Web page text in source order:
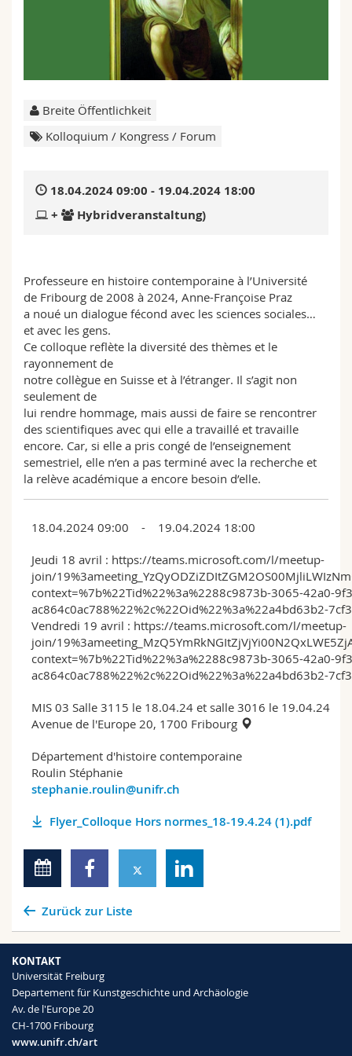
Math.-Nat. und Med. Fak.
Vorlesungsverzeichnis
Breite Öffentlichkeit
Kolloquium / Kongress / Forum
18.04.2024 09:00 - 19.04.2024 18:00
+
Hybridveranstaltung)
Professeure en histoire contemporaine à l’Université
de Fribourg de 2008 à 2024, Anne-Françoise Praz
a noué un dialogue fécond avec les sciences sociales…
et avec les gens.
Ce colloque reflète la diversité des thèmes et le
rayonnement de
notre collègue en Suisse et à l’étranger. Il s’agit non
seulement de
lui rendre hommage, mais aussi de faire se rencontrer
des scientifiques avec qui elle a travaillé et travaille
encore. Car, si elle a pris congé de l’enseignement
semestriel, elle n’en a pas terminé avec la recherche et
la relève académique a encore besoin d’elle.
18.04.2024 09:00 - 19.04.2024 18:00
Jeudi 18 avril : https://teams.microsoft.com/l/meetup-
join/
context=%7b%22Tid%22%3a%2288c9873b-3065-42a0-
ac864c0ac788%22%2c%22Oid%22%3a%22a4bd63b2-
Vendredi 19 avril : https://teams.microsoft.com/l/meetup-
join/
context=%7b%22Tid%22%3a%2288c9873b-3065-42a0-
ac864c0ac788%22%2c%22Oid%22%3a%22a4bd63b2-
MIS 03 Salle 3115 le 18.04.24 et salle 3016 le 19.04.24
Avenue de l'Europe 20, 1700 Fribourg
Département d'histoire contemporaine
Roulin Stéphanie
stephanie.roulin@unifr.ch
Flyer_Colloque Hors normes_18-19.4.24 (1).pdf
Zurück zur Liste
KONTAKT
Universität Freiburg
Departement für Kunstgeschichte und Archäologie
Av. de l'Europe 20
CH-1700 Fribourg
www.unifr.ch/art